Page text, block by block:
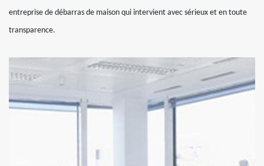
entreprise de débarras de maison qui intervient avec sérieux et en toute
transparence.